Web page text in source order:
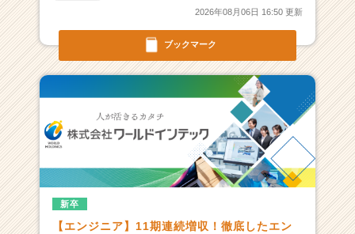
ー・
成
長
か
ら
カ
が
ブックマーク
2026年08月06日 16:50 更新
新卒
【エンジニア】11期連続増収！徹底したエン